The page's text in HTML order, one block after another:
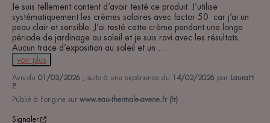
Je suis tellement content d’avoir testé ce produit. J’utilise
systématiquement les crèmes solaires avec factor 50  car j’ai un
peau clair et sensible. J’ai testé cette crème pendant une longe
période de jardinage au soleil et je suis ravi avec les résultats.
Aucun trace d’exposition au soleil et un
voir plus
Avis du 01/03/2026 , suite à une expérience du 14/02/2026 par LauraH
P.
Publié à l'origine sur www.eau-thermale-avene.fr (fr)
Signaler